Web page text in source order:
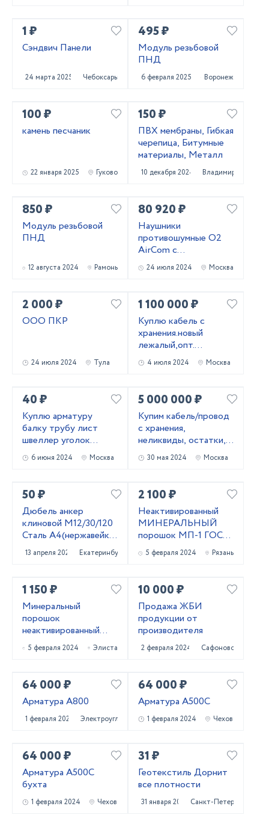
1 ₽
Сэндвич Панели
24 марта 2025 Чебоксары
495 ₽
Модуль резьбовой
ПНД
6 февраля 2025 Воронеж
100 ₽
камень песчаник
22 января 2025 Гуково
150 ₽
ПВХ мембраны, Гибкая
черепица, Битумные
материалы, Металл
10 декабря 2024 Владимир
850 ₽
Модуль резьбовой
ПНД
12 августа 2024 Рамонь
80 920 ₽
Наушники
противошумные O2
AirCom с
радиосвязью со
стандартным
24 июля 2024 Москва
2 000 ₽
ООО ПКР
24 июля 2024 Тула
1 100 000 ₽
Kyплю кабель c
хранения.новый
лежалый,опт.
Неликвиды
4 июля 2024 Москва
40 ₽
Куплю арматуру
балку трубу лист
швеллер уголок
лежалый
металлопрокат
6 июня 2024 Москва
5 000 000 ₽
Купим кабель/провод
с хранения,
неликвиды, остатки,
новый.
30 мая 2024 Москва
50 ₽
Дюбель анкер
клиновой М12/30/120
Сталь А4(нержавейка)
Фирма WURTH
13 апреля 2024 Екатеринбург
2 100 ₽
Неактивированный
МИНЕРАЛЬНЫЙ
порошок МП-1 ГОСТ
52129-03 и МП-2
ГОСТ 32761-14
5 февраля 2024 Рязань
1 150 ₽
Минеральный
порошок
неактивированный
МП-1 ГОСТ 52129-03
и МП-2 ГОСТ 32761-
5 февраля 2024 Элиста
10 000 ₽
Продажа ЖБИ
продукции от
производителя
2 февраля 2024 Сафоново
64 000 ₽
Арматура А800
1 февраля 2024 Электроугли
64 000 ₽
Арматура А500С
1 февраля 2024 Чехов
64 000 ₽
Арматура А500С
бухта
1 февраля 2024 Чехов
31 ₽
Геотекстиль Дорнит
все плотности
31 января 2024 Санкт-Петербург